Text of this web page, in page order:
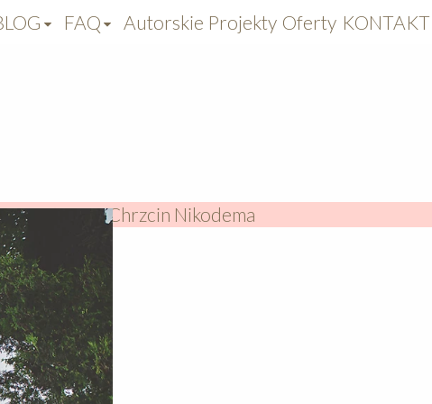
FAQ Autorskie Projekty Oferty KONTAKT
z Chrzcin Nikodema